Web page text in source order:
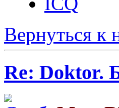
Вернуться к
Re: Doktor.